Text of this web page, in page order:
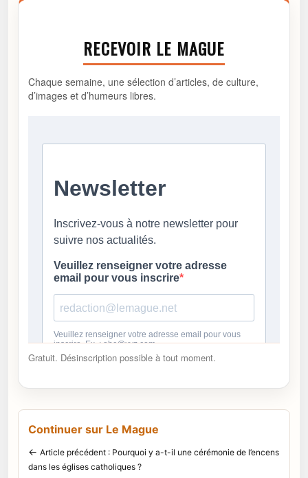
RECEVOIR LE MAGUE
Chaque semaine, une sélection d’articles, de culture,
d’images et d’humeurs libres.
Gratuit. Désinscription possible à tout moment.
Continuer sur Le Mague
← Article précédent : Pourquoi y a-t-il une cérémonie de l’encens
dans les églises catholiques ?